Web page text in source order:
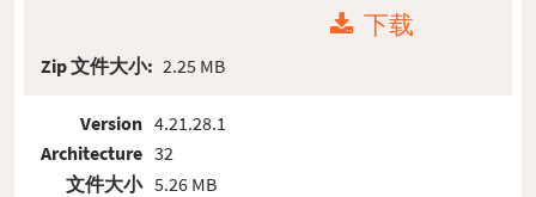
下载
Zip 文件大小: 2.25 MB
Version
Architecture
文件大小
4.21.28.1
32
5.26 MB